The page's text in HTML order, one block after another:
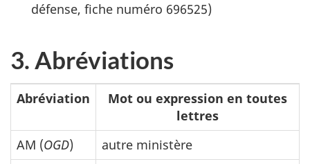
défense, fiche numéro 696525)
3. Abréviations
Abréviation
Mot ou expression en toutes
lettres
AM (OGD)
autre ministère